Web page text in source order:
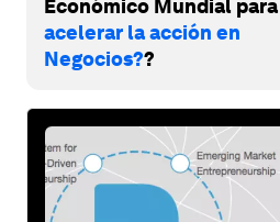
Económico Mundial para
acelerar la acción en
Negocios??